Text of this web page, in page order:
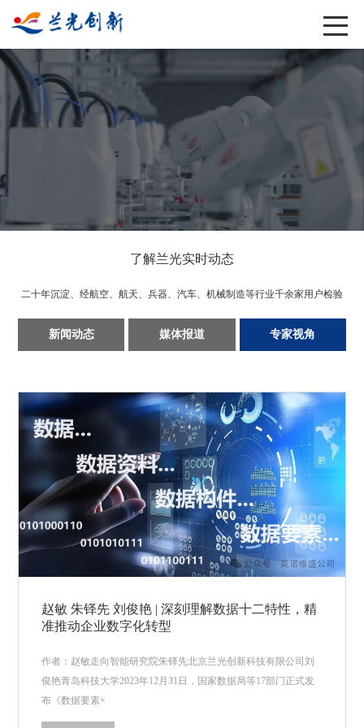
了解兰光实时动态
二十年沉淀、经航空、航天、兵器、汽车、机械制造等行业千余家用户检验
新闻动态 媒体报道 专家视角
赵敏 朱铎先 刘俊艳 | 深刻理解数据十二特性，精
准推动企业数字化转型
作者：赵敏走向智能研究院朱铎先北京兰光创新科技有限公司刘
俊艳青岛科技大学2023年12月31日，国家数据局等17部门正式发
布《数据要素×